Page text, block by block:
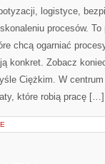
logistyce,
procesów.
chcą ogarniać
konkret. Zobacz
Ciężkim. W
które robią pracę […]